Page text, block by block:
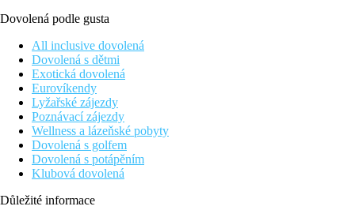
Dovolená podle gusta
All inclusive dovolená
Dovolená s dětmi
Exotická dovolená
Eurovíkendy
Lyžařské zájezdy
Poznávací zájezdy
Wellness a lázeňské pobyty
Dovolená s golfem
Dovolená s potápěním
Klubová dovolená
Důležité informace